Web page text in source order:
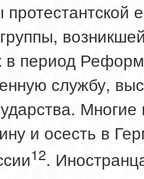
в период
службу,
и осесть в
12.